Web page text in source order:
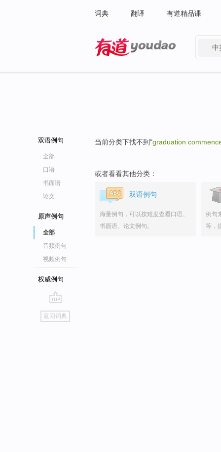
词典 翻译 有道精品课
中
双语例句
全部
口语
书面语
论文
原声例句
全部
音频例句
视频例句
权威例句
go
top
返回词典
当前分类下找不到"graduation
或者看看其他分类：
双语例句
海量例句，可以按难度查看口语、
书面语、论文例句。
例句
等，